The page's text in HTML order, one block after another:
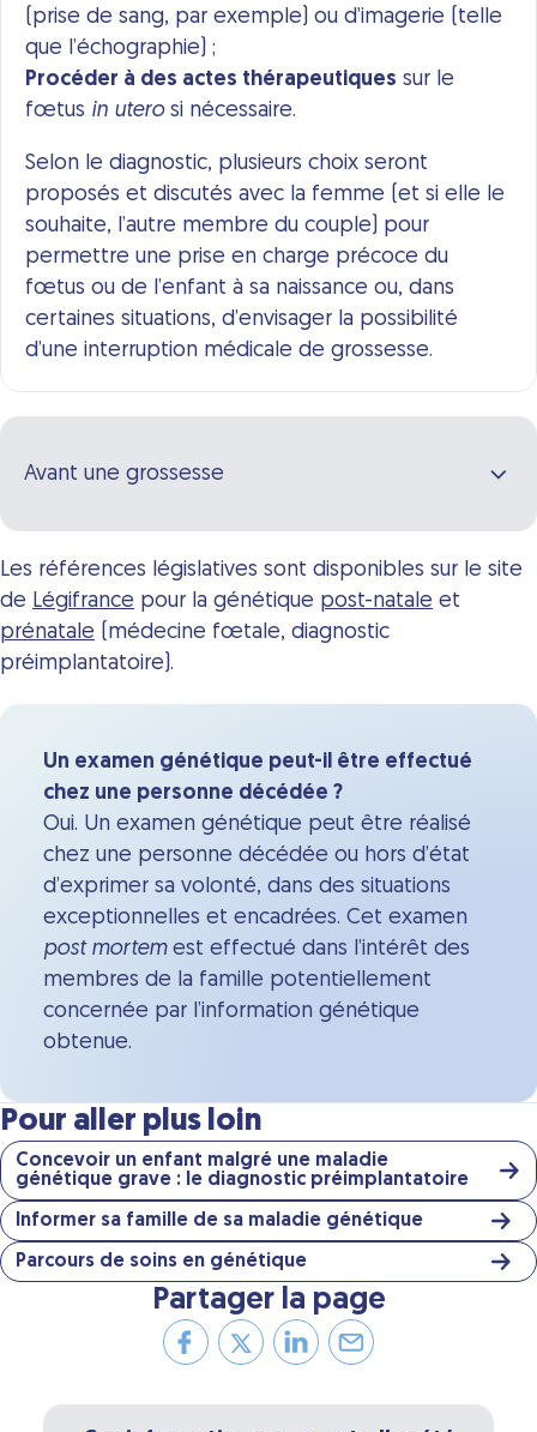
(prise de sang, par exemple) ou d’imagerie (telle
que l’échographie) ;
Procéder à des actes thérapeutiques sur le
fœtus in uterosi nécessaire.
Selon le diagnostic, plusieurs choix seront
proposés et discutés avec la femme (et si elle le
souhaite, l’autre membre du couple) pour
permettre une prise en charge précoce du
fœtus ou de l’enfant à sa naissance ou, dans
certaines situations, d’envisager la possibilité
d’une interruption médicale de grossesse.
Avant une grossesse
Les références législatives sont disponibles sur le site
de Légifrance pour la génétique post-natale et
prénatale (médecine fœtale, diagnostic
préimplantatoire).
Un examen génétique peut-il être effectué
chez une personne décédée ?
Oui. Un examen génétique peut être réalisé
chez une personne décédée ou hors d’état
d’exprimer sa volonté, dans des situations
exceptionnelles et encadrées. Cet examen
post mortemest effectué dans l’intérêt des
membres de la famille potentiellement
concernée par l’information génétique
obtenue.
Pour aller plus loin
Concevoir un enfant malgré une maladie
génétique grave : le diagnostic préimplantatoire
Informer sa famille de sa maladie génétique
Parcours de soins en génétique
Partager la page